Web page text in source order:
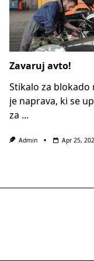
Zavaruj avto!
Stikalo za blokado
je naprava, ki se
za ...
Admin Apr 25,